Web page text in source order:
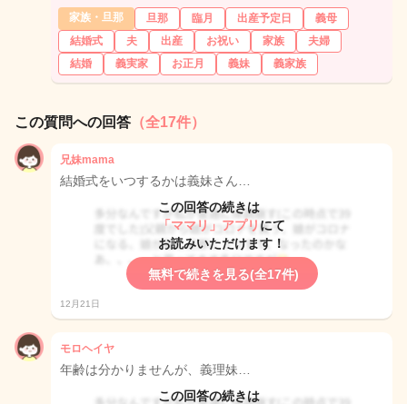
家族・旦那 旦那 臨月 出産予定日
義母
結婚式
夫 出産 お祝い 家族
夫婦
結婚
義実家 お正月 義妹 義家族
この質問への回答 （全17件）
兄妹mama
結婚式をいつするかは義妹さん…
この回答の続きは
「ママリ」アプリ にて
お読みいただけます！
無料で続きを見る(全17件)
12月21日
モロヘイヤ
年齢は分かりませんが、義理妹…
この回答の続きは